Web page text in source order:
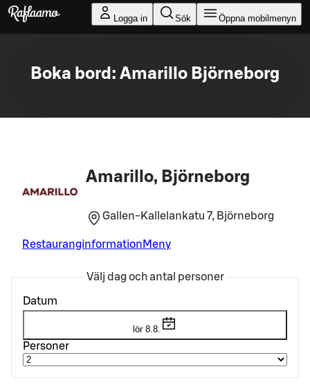
Gå till huvudinnehållet
Logga in Sök Öppna mobilmenyn
Boka bord: Amarillo Björneborg
Amarillo, Björneborg
Gallen-Kallelankatu 7, Björneborg
Restauranginformation Meny
Välj dag och antal personer
Datum
lör 8.8.
Personer